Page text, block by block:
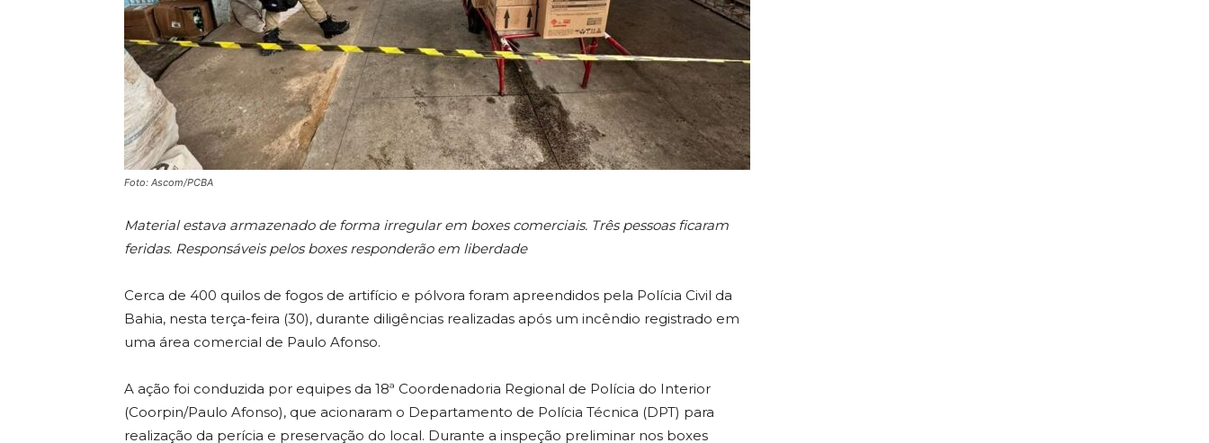
Foto: Ascom/PCBA
Material estava armazenado de forma irregular em boxes comerciais. Três pessoas ficaram
feridas. Responsáveis pelos boxes responderão em liberdade
Cerca de 400 quilos de fogos de artifício e pólvora foram apreendidos pela Polícia Civil da
Bahia, nesta terça-feira (30), durante diligências realizadas após um incêndio registrado em
uma área comercial de Paulo Afonso.
A ação foi conduzida por equipes da 18ª Coordenadoria Regional de Polícia do Interior
(Coorpin/Paulo Afonso), que acionaram o Departamento de Polícia Técnica (DPT) para
realização da perícia e preservação do local. Durante a inspeção preliminar nos boxes